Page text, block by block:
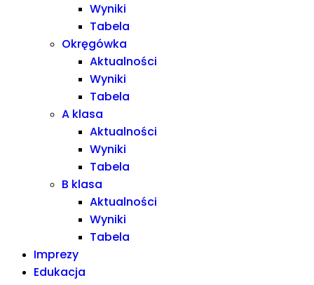
Wyniki
Tabela
Okręgówka
Aktualności
Wyniki
Tabela
A klasa
Aktualności
Wyniki
Tabela
B klasa
Aktualności
Wyniki
Tabela
Imprezy
Edukacja